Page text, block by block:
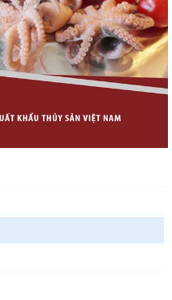
mạnh nhập khẩu mực,
cung...
TB-VPCP: Tập trung cao
mới...